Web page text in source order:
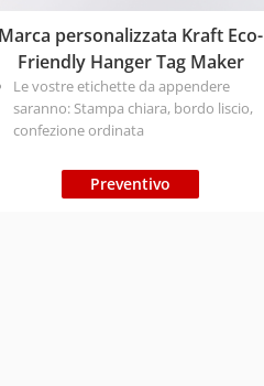
Marca personalizzata Kraft Eco-
Friendly Hanger Tag Maker
Le vostre etichette da appendere
saranno: Stampa chiara, bordo liscio,
confezione ordinata
certificazione di FSC, ISO, BSCI
Personalizzazione: Può personalizzare
Preventivo